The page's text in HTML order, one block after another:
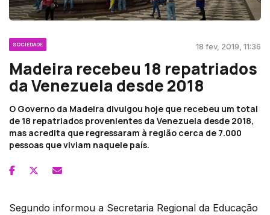
SOCIEDADE 18 fev, 2019, 11:36
Madeira recebeu 18 repatriados
da Venezuela desde 2018
O Governo da Madeira divulgou hoje que recebeu um total
de 18 repatriados provenientes da Venezuela desde 2018,
mas acredita que regressaram à região cerca de 7.000
pessoas que viviam naquele país.
Segundo informou a Secretaria Regional da Educação